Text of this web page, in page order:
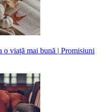
o viață mai bună | Promisiuni